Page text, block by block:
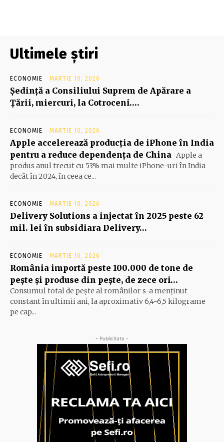
Ultimele știri
ECONOMIE MARTIE 10, 2026
Şedinţă a Consiliului Suprem de Apărare a
Ţării, miercuri, la Cotroceni….
ECONOMIE MARTIE 10, 2026
Apple accelerează producția de iPhone în India
pentru a reduce dependența de China Apple a
produs anul trecut cu 53% mai multe iPhone-uri în India
decât în 2024, în ceea ce...
ECONOMIE MARTIE 10, 2026
Delivery Solutions a injectat în 2025 peste 62
mil. lei în subsidiara Delivery…
ECONOMIE MARTIE 10, 2026
România importă peste 100.000 de tone de
peşte şi produse din peşte, de zece ori…
Consumul total de peşte al ro­mâ­nilor s-a menţinut
constant în ul­timii ani, la aproximativ 6,4-6,5 ki­lograme
pe cap...
- Publicitate -